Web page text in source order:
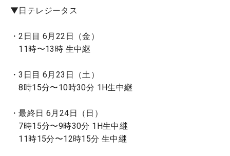
▼日テレジータス
・2日目 6月22日（金）
11時〜13時 生中継
・3日目 6月23日（土）
8時15分〜10時30分 1H生中継
・最終日 6月24日（日）
7時15分〜9時30分 1H生中継
11時15分〜12時15分 生中継